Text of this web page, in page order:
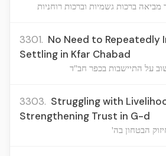
ברכות גשמיות וברכות רוחניות
3301. No Need to Repeatedly
Settling in Kfar Chabad
על התיישבות בכפר חב"ד
3303. Struggling with
Strengthening Trust in G-d
הבטחון בה'